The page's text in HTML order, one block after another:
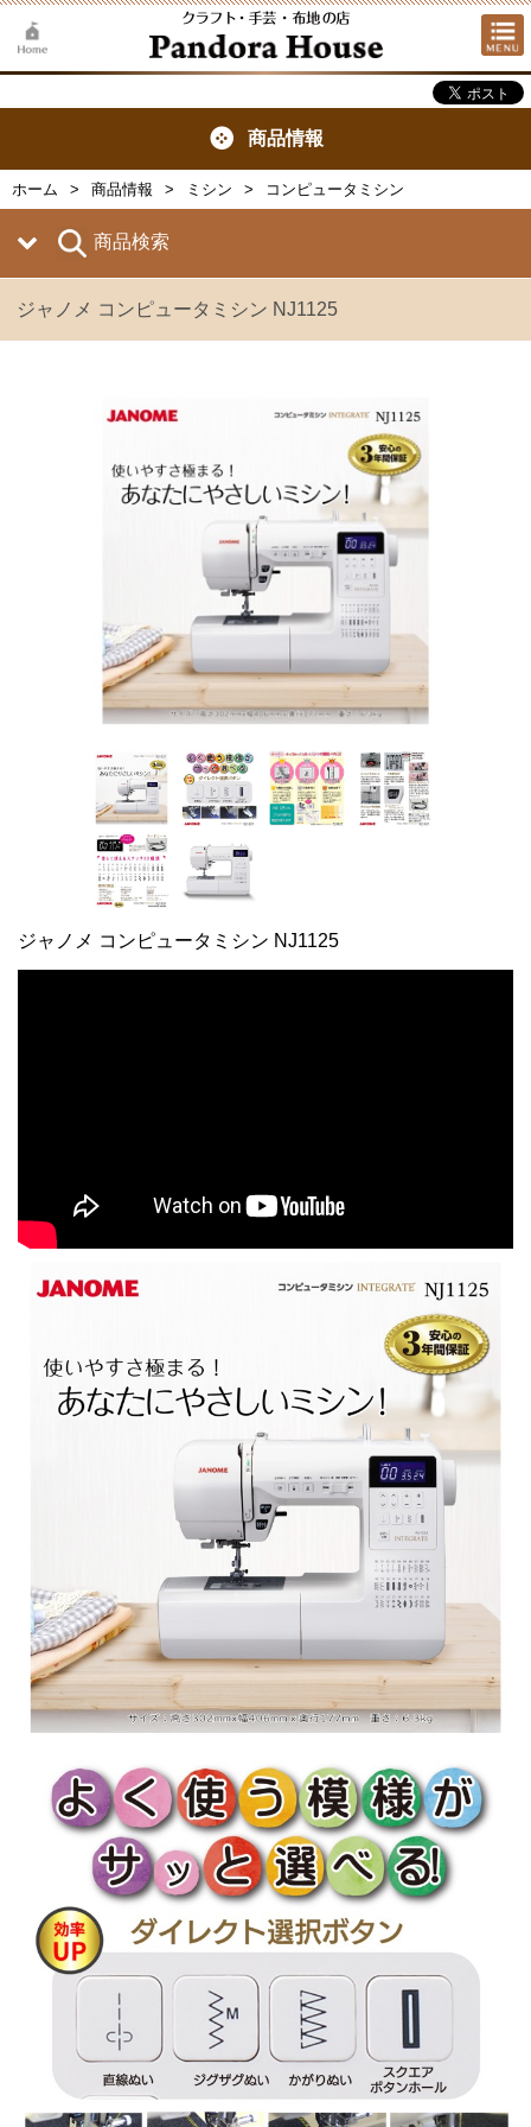
商品情報
ホーム 商品情報 ミシン コンピュータミシン
商品検索
ジャノメ コンピュータミシン NJ1125
ジャノメ コンピュータミシン NJ1125